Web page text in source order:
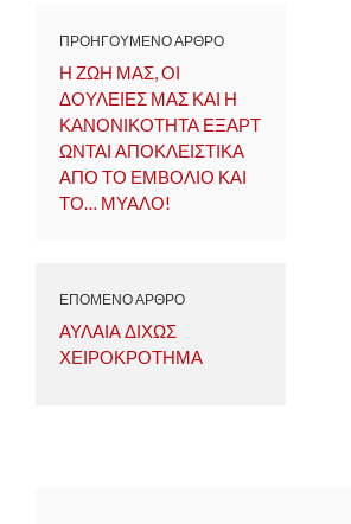
ΠΡΟΗΓΟΥΜΕΝΟ ΑΡΘΡΟ
Η ΖΩΗ ΜΑΣ, ΟΙ
ΔΟΥΛΕΙΕΣ ΜΑΣ ΚΑΙ Η
ΚΑΝΟΝΙΚΟΤΗΤΑ ΕΞΑΡΤ
ΩΝΤΑΙ ΑΠΟΚΛΕΙΣΤΙΚΑ
ΑΠΟ ΤΟ ΕΜΒΟΛΙΟ ΚΑΙ
ΤΟ… ΜΥΑΛΟ!
ΕΠΟΜΕΝΟ ΑΡΘΡΟ
ΑΥΛΑΙΑ ΔΙΧΩΣ
ΧΕΙΡΟΚΡΟΤΗΜΑ